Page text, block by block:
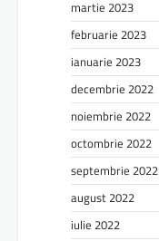
martie 2023
februarie 2023
ianuarie 2023
decembrie 2022
noiembrie 2022
octombrie 2022
septembrie 2022
august 2022
iulie 2022